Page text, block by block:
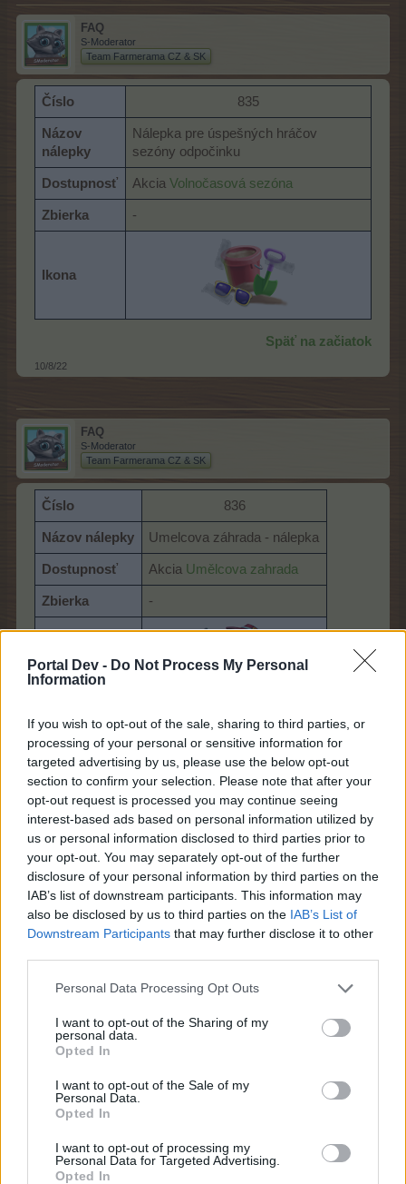
Portal Dev - Do Not Process My Personal
Information
If you wish to opt-out of the sale, sharing to third parties, or
processing of your personal or sensitive information for
targeted advertising by us, please use the below opt-out
section to confirm your selection. Please note that after your
opt-out request is processed you may continue seeing
interest-based ads based on personal information utilized by
us or personal information disclosed to third parties prior to
your opt-out. You may separately opt-out of the further
disclosure of your personal information by third parties on the
IAB’s list of downstream participants. This information may
also be disclosed by us to third parties on the IAB’s List of
Downstream Participants that may further disclose it to other
Personal Data Processing Opt Outs
I want to opt-out of the Sharing of my
personal data.
Opted In
I want to opt-out of the Sale of my
Personal Data.
Opted In
I want to opt-out of processing my
Personal Data for Targeted Advertising.
Opted In
FAQ
S-Moderator
Team Farmerama CZ & SK
Číslo 835​
Názov
nálepky
Nálepka pre úspešných hráčov
sezóny odpočinku
Dostupnosť AkciaVolnočasová sezóna
Zbierka -
Ikona
Späť na začiatok
10/8/22
FAQ
S-Moderator
Team Farmerama CZ & SK
Číslo 836​
Názov nálepky Umelcova záhrada - nálepka
Dostupnosť Akcia Umělcova zahrada
Zbierka -
Ikona
Späť na začiatok
10/8/22
FAQ
S-Moderator
Team Farmerama CZ & SK
Číslo 837​
Ikona
Späť na začiatok